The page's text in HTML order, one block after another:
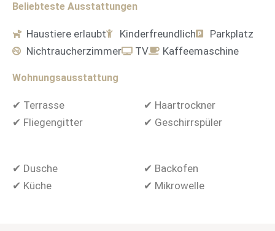
Beliebteste Ausstattungen
Haustiere erlaubt Kinderfreundlich
Parkplatz
Nichtraucherzimmer
TV Kaffeemaschine
Wohnungsausstattung
✔ Terrasse
✔ Fliegengitter
✔ Haartrockner
✔ Geschirrspüler
✔ Dusche
✔ Küche
✔ Backofen
✔ Mikrowelle